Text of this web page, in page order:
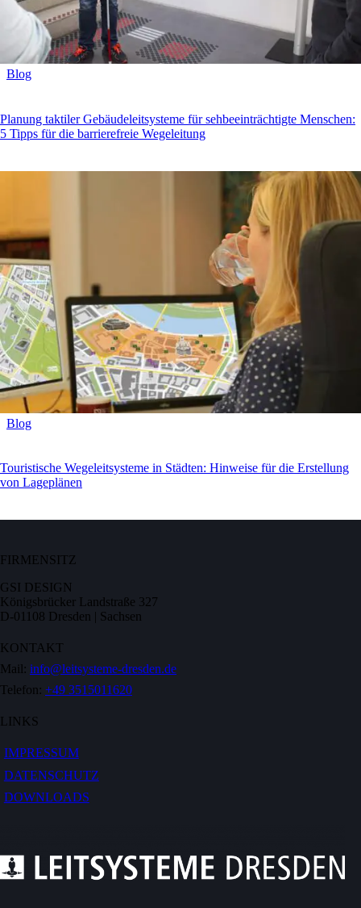
Blog
Planung taktiler Gebäudeleitsysteme für sehbeeinträchtigte Menschen:
5 Tipps für die barrierefreie Wegeleitung
Blog
Touristische Wegeleitsysteme in Städten: Hinweise für die Erstellung
von Lageplänen
FIRMENSITZ
GSI DESIGN
Königsbrücker Landstraße 327
D-01108 Dresden | Sachsen
KONTAKT
Mail: info@leitsysteme-dresden.de
Telefon: +49 3515011620
LINKS
IMPRESSUM
DATENSCHUTZ
DOWNLOADS